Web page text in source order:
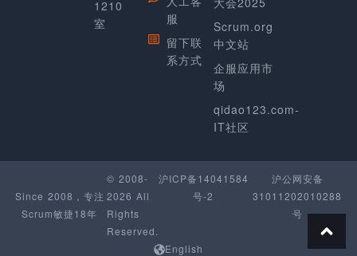
1210
室
服
留下联
系方式
Scrum.org
中文站
企服应用市
场
qidao123.com-
IT社区
Since 2008，专注
Scrum敏捷18年
© 2008-
2026 All
Rights
Reserved.
沪ICP备14041584
号-2
沪公网安备
31011202010288
号
English